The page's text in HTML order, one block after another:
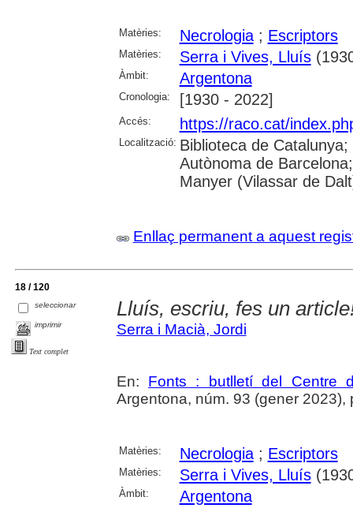
Matèries: Necrologia; Escriptors
Matèries: Serra i Vives, Lluís
Àmbit: Argentona
Cronologia: [1930 - 2022]
Accés: https://raco.cat/
Localització: Biblioteca de
Autònoma de
Manyer (Vilassar de
Enllaç permanent a aquest
18 / 120
seleccionar
imprimir
Text complet
Lluís, escriu, fes un
Serra i Macià, Jordi
En: Fonts : butlletí del Centre
Argentona, núm. 93 (gener 2023),
Matèries: Necrologia; Escriptors
Matèries: Serra i Vives, Lluís
Àmbit: Argentona